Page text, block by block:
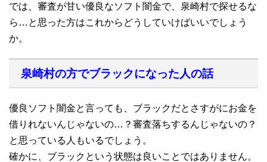
では、審査が甘い優良なソフト闇金で、泉崎村で探せるな
ら…と思った方はこれからどうしていけばいいでしょう
か。
泉崎村の方でブラックになった人の話
優良ソフト闇金と言っても、ブラックだとさすがにお金を
借りれないんじゃないの…？審査落ちするんじゃないの？
と思っている人もいるでしょう。
確かに、ブラックという状態は良いことではありません。